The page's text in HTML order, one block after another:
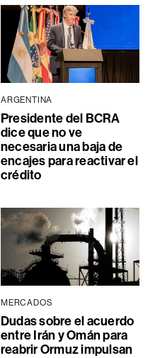
ARGENTINA
Presidente del BCRA
dice que no ve
necesaria una baja de
encajes para reactivar el
crédito
MERCADOS
Dudas sobre el acuerdo
entre Irán y Omán para
reabrir Ormuz impulsan